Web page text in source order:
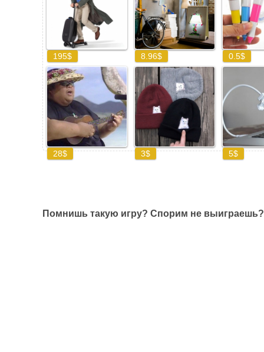
Помнишь такую игру? Спорим не выиграешь?